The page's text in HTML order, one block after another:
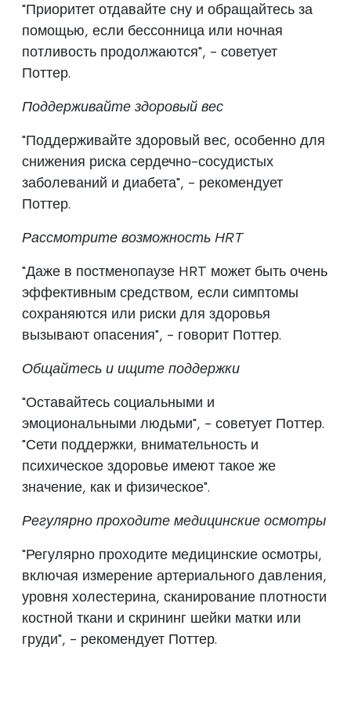
"Приоритет отдавайте сну и обращайтесь за
помощью, если бессонница или ночная
потливость продолжаются", - советует
Поттер.
Поддерживайте здоровый вес
"Поддерживайте здоровый вес, особенно для
снижения риска сердечно-сосудистых
заболеваний и диабета", - рекомендует
Поттер.
Рассмотрите возможность HRT
"Даже в постменопаузе HRT может быть очень
эффективным средством, если симптомы
сохраняются или риски для здоровья
вызывают опасения", - говорит Поттер.
Общайтесь и ищите поддержки
"Оставайтесь социальными и
эмоциональными людьми", - советует Поттер.
"Сети поддержки, внимательность и
психическое здоровье имеют такое же
значение, как и физическое".
Регулярно проходите медицинские осмотры
"Регулярно проходите медицинские осмотры,
включая измерение артериального давления,
уровня холестерина, сканирование плотности
костной ткани и скрининг шейки матки или
груди", - рекомендует Поттер.